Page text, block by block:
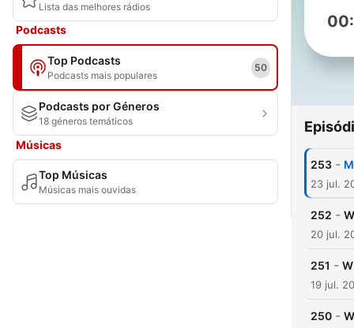
Lista das melhores rádios
Podcasts
Top Podcasts
Podcasts mais populares
50
Podcasts por Géneros
18 géneros temáticos
Músicas
Top Músicas
Músicas mais ouvidas
253 -
23 jul.
252 -
20 jul.
251 -
19 jul.
250 -